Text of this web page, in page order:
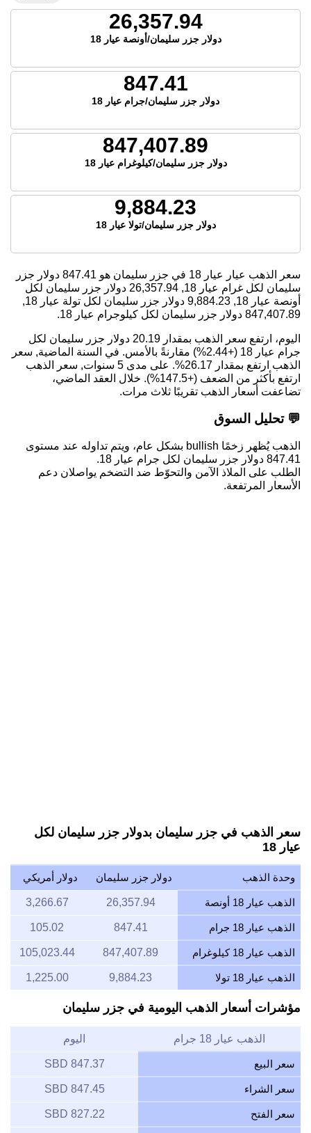
26,357.94
دولار جزر سليمان/أونصة عيار 18
847.41
دولار جزر سليمان/جرام عيار 18
847,407.89
دولار جزر سليمان/كيلوغرام عيار 18
9,884.23
دولار جزر سليمان/تولا عيار 18
سعر الذهب عيار عيار 18 في جزر سليمان هو 847.41 دولار جزر
سليمان لكل غرام عيار 18,
26,357.94 دولار جزر سليمان لكل
أونصة عيار 18,
9,884.23 دولار جزر سليمان لكل تولة عيار 18,
847,407.89 دولار جزر سليمان لكل كيلوجرام عيار 18.
اليوم، ارتفع سعر الذهب بمقدار 20.19 دولار جزر سليمان لكل
جرام عيار 18 (+2.44%) مقارنةً بالأمس. في السنة الماضية, سعر
الذهب ارتفع بمقدار 26.17%. على مدى 5 سنوات, سعر الذهب
ارتفع بأكثر من الضعف (+147.5%). خلال العقد الماضي،
تضاعفت أسعار الذهب تقريبًا ثلاث مرات.
💬 تحليل السوق
الذهب يُظهر زخمًا bullish بشكل عام، ويتم تداوله عند مستوى
847.41 دولار جزر سليمان لكل جرام عيار 18.
الطلب على الملاذ الآمن والتحوّط ضد التضخم يواصلان دعم
الأسعار المرتفعة.
سعر الذهب في جزر سليمان بدولار جزر سليمان لكل
عيار 18
وحدة الذهب دولار جزر سليمان دولار أمريكي
الذهب عيار 18 أونصة 26,357.94
3,266.67
الذهب عيار 18 جرام 847.41
105.02
الذهب عيار 18 كيلوغرام 847,407.89
105,023.44
الذهب عيار 18 تولا 9,884.23
1,225.00
مؤشرات أسعار الذهب اليومية في جزر سليمان
الذهب عيار 18 جرام اليوم
سعر البيع 847.37 SBD
سعر الشراء 847.45 SBD
سعر الفتح 827.22 SBD